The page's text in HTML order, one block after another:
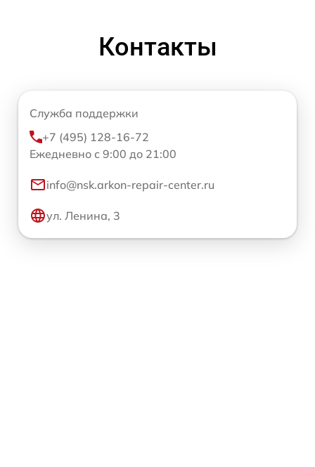
Контакты
Служба поддержки
+7 (495) 128-16-72
Ежедневно с 9:00 до 21:00
info@nsk.arkon-repair-center.ru
ул. Ленина, 3